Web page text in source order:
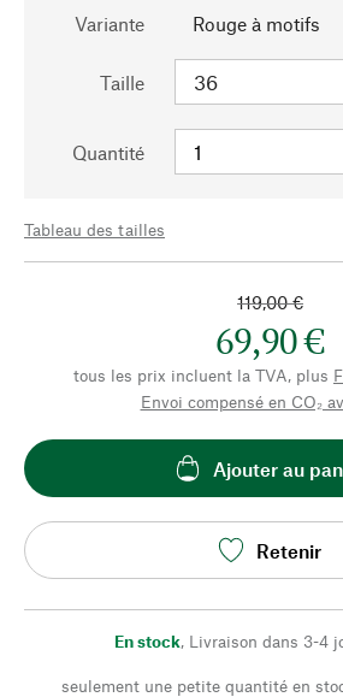
Variante Rouge à motifs
Taille
Quantité
Tableau des tailles
119,00 €
69,90 €
tous les prix incluent la TVA, plus
Envoi compensé en CO₂
Ajouter au
Retenir
En stock, Livraison dans 3-4
seulement une petite quantité en